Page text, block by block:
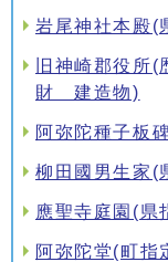
岩尾神社本殿
旧神崎郡役所
財 建造物)
阿弥陀種子板
柳田國男生家(
應聖寺庭園(県
阿弥陀堂(町